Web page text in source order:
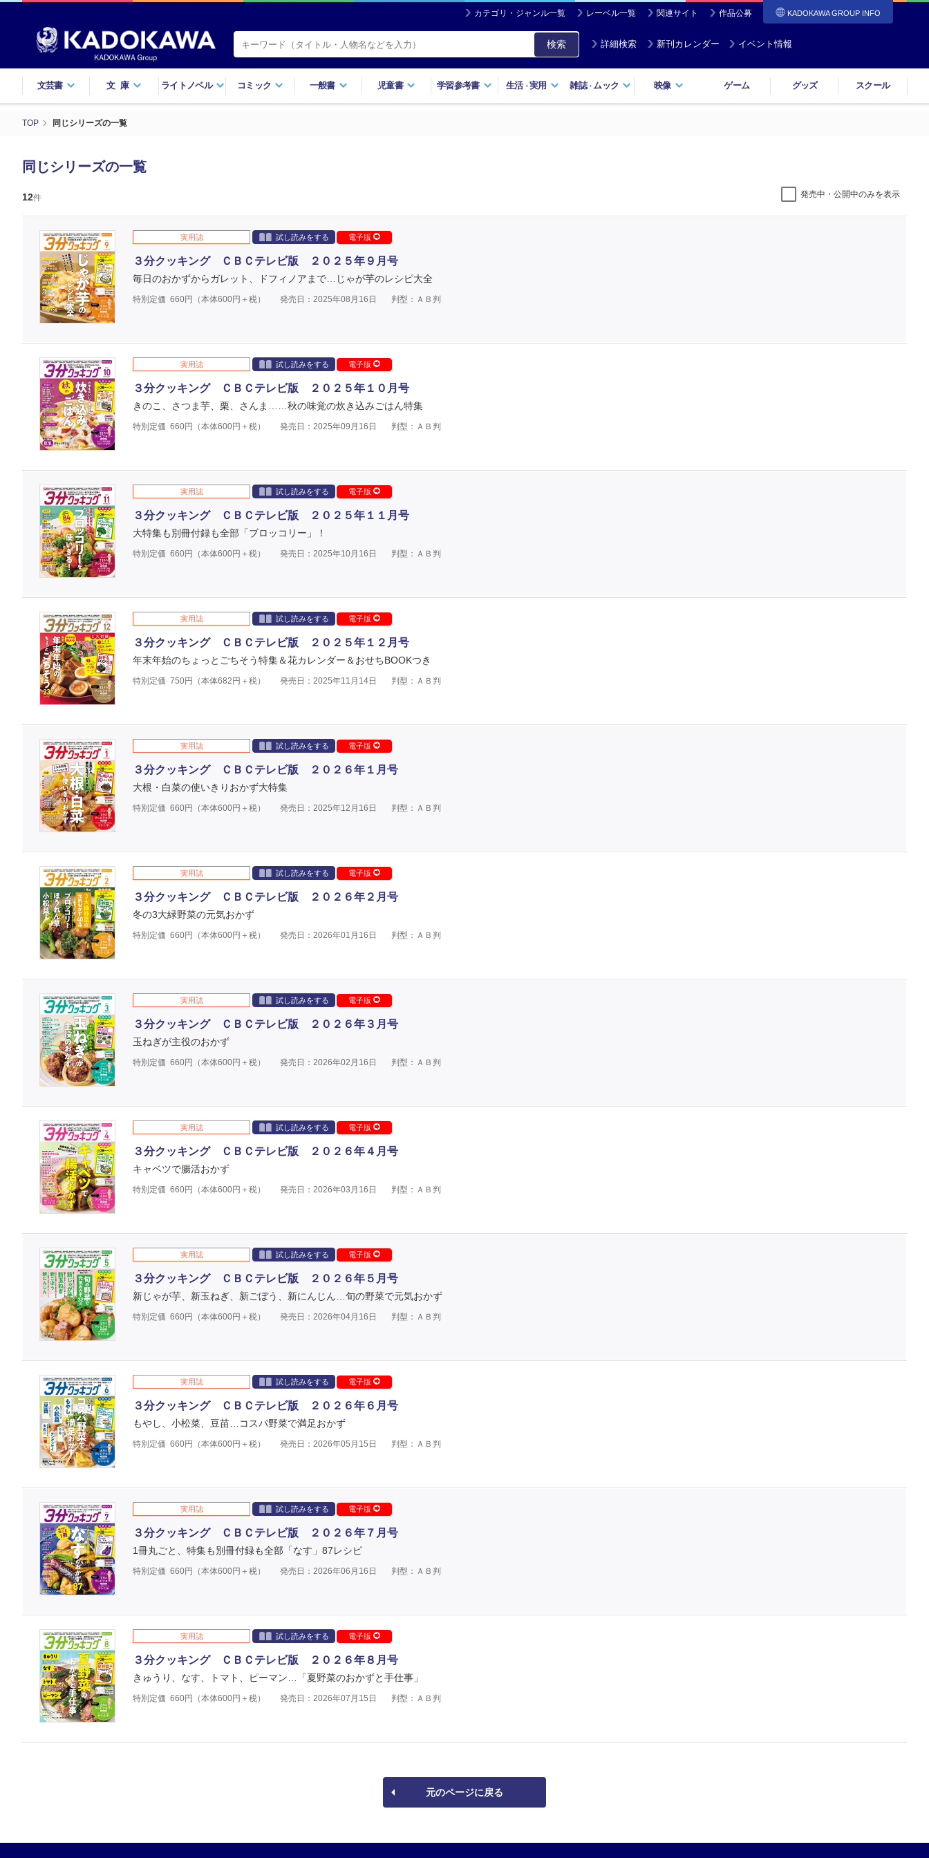
カテゴリ・ジャンル一覧 レーベル一覧 関連サイト 作品公募 KADOKAWA GROUP INFO
検索 詳細検索 新刊カレンダー イベント情報
文芸書 文庫 ライトノベル コミック 一般書 児童書 学習参考書 生活・実用 雑誌・ ムック 映像 ゲーム グッズ スクール
TOP 同じシリーズの一覧
同じシリーズの一覧
12件 発売中・公開中のみを表示
実用誌 試し読みをする 電子版
３分クッキング ＣＢＣテレビ版 ２０２５年９月号
毎日のおかずからガレット、ドフィノアまで…じゃが芋のレシピ大全
特別定価 660円（本体600円＋税） 発売日：2025年08月16日 判型：ＡＢ判
実用誌 試し読みをする 電子版
３分クッキング ＣＢＣテレビ版 ２０２５年１０月号
きのこ、さつま芋、栗、さんま……秋の味覚の炊き込みごはん特集
特別定価 660円（本体600円＋税） 発売日：2025年09月16日 判型：ＡＢ判
実用誌 試し読みをする 電子版
３分クッキング ＣＢＣテレビ版 ２０２５年１１月号
大特集も別冊付録も全部「ブロッコリー」！
特別定価 660円（本体600円＋税） 発売日：2025年10月16日 判型：ＡＢ判
実用誌 試し読みをする 電子版
３分クッキング ＣＢＣテレビ版 ２０２５年１２月号
年末年始のちょっとごちそう特集＆花カレンダー＆おせちBOOKつき
特別定価 750円（本体682 円＋税） 発売日：2025年11月14日 判型：ＡＢ判
実用誌 試し読みをする 電子版
３分クッキング ＣＢＣテレビ版 ２０２６年１月号
大根・白菜の使いきりおかず大特集
特別定価 660円（本体600円＋税） 発売日：2025年12月16日 判型：ＡＢ判
実用誌 試し読みをする 電子版
３分クッキング ＣＢＣテレビ版 ２０２６年２月号
冬の3大緑野菜の元気おかず
特別定価 660円（本体600円＋税） 発売日：2026年01月16日 判型：ＡＢ判
実用誌 試し読みをする 電子版
３分クッキング ＣＢＣテレビ版 ２０２６年３月号
玉ねぎが主役のおかず
特別定価 660円（本体600円＋税） 発売日：2026年02月16日 判型：ＡＢ判
実用誌 試し読みをする 電子版
３分クッキング ＣＢＣテレビ版 ２０２６年４月号
キャベツで腸活おかず
特別定価 660円（本体600円＋税） 発売日：2026年03月16日 判型：ＡＢ判
実用誌 試し読みをする 電子版
３分クッキング ＣＢＣテレビ版 ２０２６年５月号
新じゃが芋、新玉ねぎ、新ごぼう、新にんじん…旬の野菜で元気おかず
特別定価 660円（本体600円＋税） 発売日：2026年04月16日 判型：ＡＢ判
実用誌 試し読みをする 電子版
３分クッキング ＣＢＣテレビ版 ２０２６年６月号
もやし、小松菜、豆苗…コスパ野菜で満足おかず
特別定価 660円（本体600円＋税） 発売日：2026年05月15日 判型：ＡＢ判
実用誌 試し読みをする 電子版
３分クッキング ＣＢＣテレビ版 ２０２６年７月号
1冊丸ごと、特集も別冊付録も全部「なす」87レシピ
特別定価 660円（本体600円＋税） 発売日：2026年06月16日 判型：ＡＢ判
実用誌 試し読みをする 電子版
３分クッキング ＣＢＣテレビ版 ２０２６年８月号
きゅうり、なす、トマト、ピーマン…「夏野菜のおかずと手仕事」
特別定価 660円（本体600円＋税） 発売日：2026年07月15日 判型：ＡＢ判
元のページに戻る